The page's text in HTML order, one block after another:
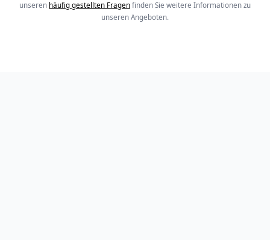
unseren häufig gestellten Fragen finden Sie weitere Informationen zu
unseren Angeboten.